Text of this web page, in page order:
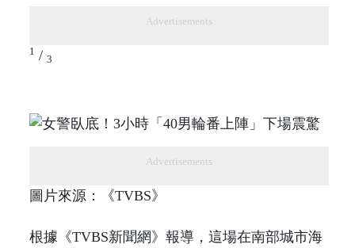
Advertisements
1 / 3
Advertisements
圖片來源：《TVBS》
根據《TVBS新聞網》報導，這場在南部城市海